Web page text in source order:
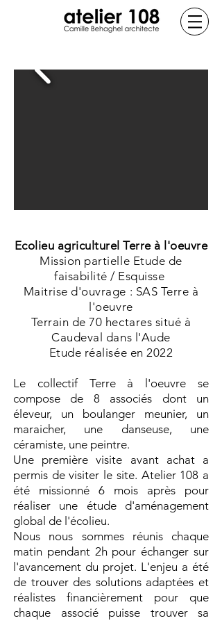
Ecolieu agriculturel Terre à l'oeuvre
Mission partielle Etude de
faisabilité / Esquisse
Maitrise d'ouvrage : SAS Terre à
l'oeuvre
Terrain de 70 hectares situé à
Caudeval dans l'Aude
Etude réalisée en 2022
Le collectif Terre à l'oeuvre se
compose de 8 associés dont un
éleveur, un boulanger meunier, un
maraicher, une danseuse, une
céramiste, une peintre.
Une première visite avant achat a
permis de visiter le site. Atelier 108 a
été missionné 6 mois après pour
réaliser une étude d'aménagement
global de l'écolieu.
Nous nous sommes réunis chaque
matin pendant 2h pour échanger sur
l'avancement du projet. L'enjeu a été
de trouver des solutions adaptées et
réalistes financièrement pour que
chaque associé puisse trouver sa